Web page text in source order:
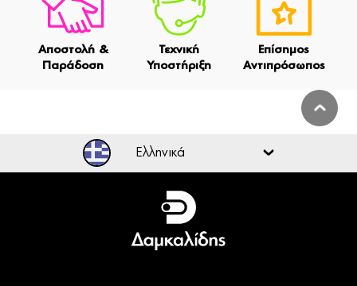
Αποστολή &
Παράδοση
Τεχνική
Υποστήριξη
Επίσημος
Αντιπρόσωπος
Ελληνικά
Ελληνικά
English